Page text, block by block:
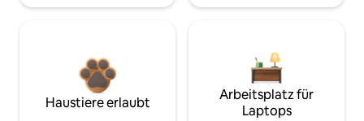
Haustiere erlaubt
Arbeitsplatz für
Laptops